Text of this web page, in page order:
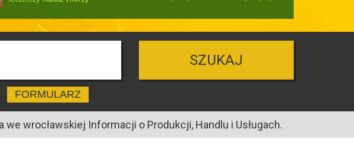
SZUKAJ
FORMULARZ
wrocławskiej Informacji o Produkcji, Handlu i Usługach.